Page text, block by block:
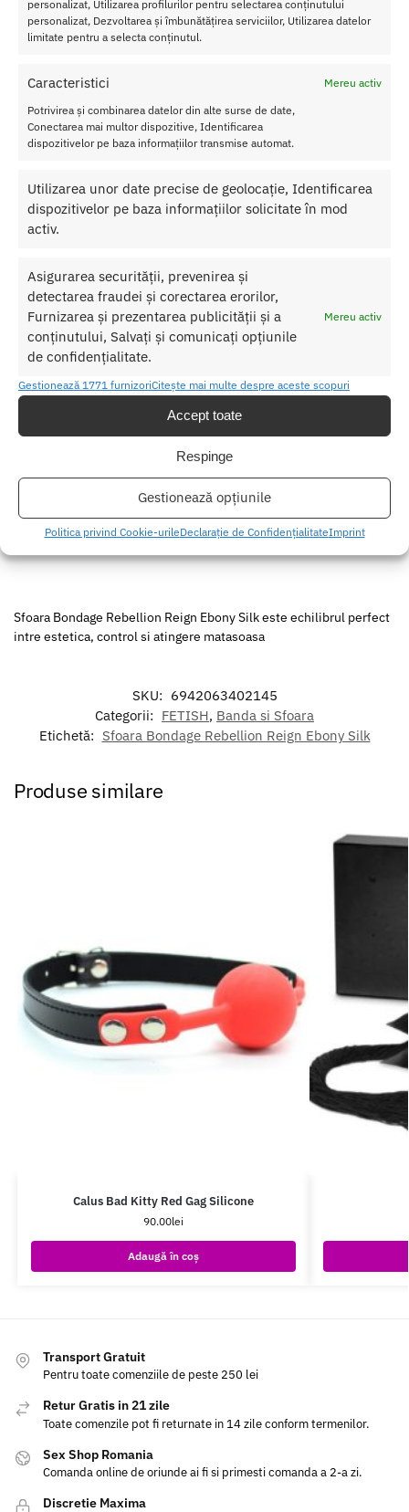
personalizat, Utilizarea profilurilor pentru selectarea conținutului
personalizat, Dezvoltarea și îmbunătățirea serviciilor, Utilizarea datelor
limitate pentru a selecta conținutul.
Caracteristici
Mereu activ
Potrivirea și combinarea datelor din alte surse de date,
Conectarea mai multor dispozitive, Identificarea
dispozitivelor pe baza informațiilor transmise automat.
Utilizarea unor date precise de geolocație, Identificarea
dispozitivelor pe baza informațiilor solicitate în mod
activ.
Asigurarea securității, prevenirea și
detectarea fraudei și corectarea erorilor,
Furnizarea și prezentarea publicității și a
conținutului, Salvați și comunicați opțiunile
de confidențialitate.
Mereu activ
Gestionează 1771 furnizoriCitește mai multe despre aceste scopuri
Accept toate
Respinge
Gestionează opțiunile
Politica privind Cookie-urileDeclarație de ConfidențialitateImprint
Caracteristici Sfoara Bondage Rebellion Reign Ebony
Material matasos din poliester, placut la atingere si rezistent
imobilizari largi
Suprafata neteda, care nu irita pielea si aluneca usor
Se pastreaza usor si poate fi refolosita de multiple ori
Sfoara Bondage Rebellion Reign Ebony Silk este echilibrul perfect
intre estetica, control si atingere matasoasa
SKU: 6942063402145
Categorii: FETISH, Banda si Sfoara
Etichetă: Sfoara Bondage Rebellion Reign Ebony Silk
Produse similare
Calus Bad Kitty Red Gag Silicone
90.00lei
Adaugă în coș
Transport Gratuit
Pentru toate comenziile de peste 250 lei
Retur Gratis in 21 zile
Toate comenzile pot fi returnate in 14 zile conform termenilor.
Sex Shop Romania
Comanda online de oriunde ai fi si primesti comanda a 2-a zi.
Discretie Maxima